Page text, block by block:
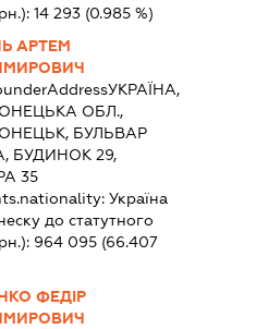
14 293 (0.985 %)
АРТЕМ
УКРАЇНА,
ОБЛ.,
БУЛЬВАР
БУДИНОК 29,
35
Україна
до статутного
964 095 (66.407
ФЕДІР